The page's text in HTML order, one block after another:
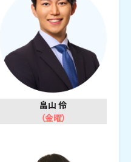
畠山 伶
（金曜）